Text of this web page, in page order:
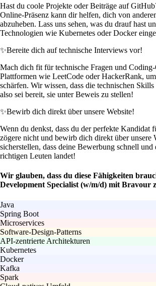
Hast du coole Projekte oder Beiträge auf
Online-Präsenz kann dir helfen, dich von
abzuheben. Lass uns sehen, was du drauf hast
Technologien wie Kubernetes oder Docker
✨Bereite dich auf technische Interviews vor!
Mach dich fit für technische Fragen und
Plattformen wie LeetCode oder HackerRank,
schärfen. Wir wissen, dass die technischen Skills
also sei bereit, sie unter Beweis zu stellen!
✨Bewirb dich direkt über unsere Website!
Wenn du denkst, dass du der perfekte Kandidat
zögere nicht und bewirb dich direkt über unsere
sicherstellen, dass deine Bewerbung schnell und
richtigen Leuten landet!
Wir glauben, dass du diese Fähigkeiten
Development Specialist (w/m/d) mit Bravour
Java
Spring Boot
Microservices
Software-Design-Patterns
API-zentrierte Architekturen
Kubernetes
Docker
Kafka
Spark